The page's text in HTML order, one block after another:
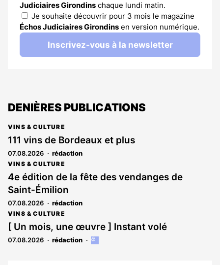
Judiciaires Girondins chaque lundi matin.
Je souhaite découvrir pour 3 mois le magazine
Échos Judiciaires Girondins en version numérique.
Inscrivez-vous à la newsletter
DENIÈRES PUBLICATIONS
VINS & CULTURE
111 vins de Bordeaux et plus
07.08.2026 rédaction
VINS & CULTURE
4e édition de la fête des vendanges de
Saint-Émilion
07.08.2026 rédaction
VINS & CULTURE
[ Un mois, une œuvre ] Instant volé
07.08.2026 rédaction
Cet